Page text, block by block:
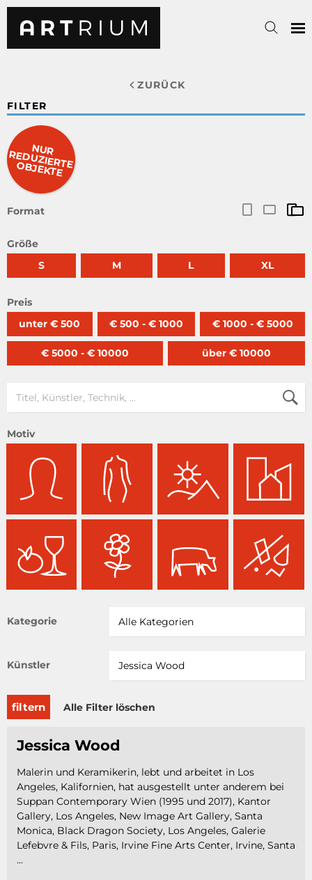
ZURÜCK
FILTER
NUR
RED
UZIERTE O
BJEKTE
Format
Größe
S
M L XL
Preis
unter € 500
€ 500 - € 1000 € 1000 - € 5000
€ 5000 - € 10000 über € 10000
Motiv
Kategorie
Künstler
filtern Alle Filter löschen
Jessica Wood
Malerin und Keramikerin, lebt und arbeitet in Los
Angeles, Kalifornien, hat ausgestellt unter anderem bei
Suppan Contemporary Wien (1995 und 2017), Kantor
Gallery, Los Angeles, New Image Art Gallery, Santa
Monica, Black Dragon Society, Los Angeles, Galerie
Lefebvre & Fils, Paris, Irvine Fine Arts Center, Irvine, Santa
...